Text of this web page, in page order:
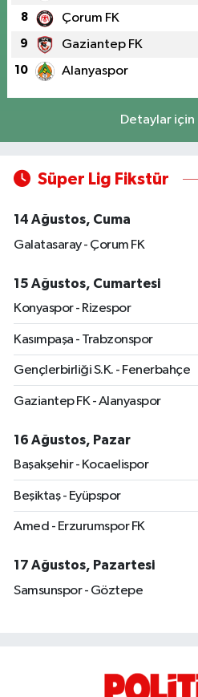
8 Çorum FK
9 Gaziantep FK
10 Alanyaspor
Detaylar için
Süper Lig Fikstür
14 Ağustos, Cuma
Galatasaray - Çorum FK
15 Ağustos, Cumartesi
Konyaspor - Rizespor
Kasımpaşa - Trabzonspor
Gençlerbirliği S.K. - Fenerbahçe
Gaziantep FK - Alanyaspor
16 Ağustos, Pazar
Başakşehir - Kocaelispor
Beşiktaş - Eyüpspor
Amed - Erzurumspor FK
17 Ağustos, Pazartesi
Samsunspor - Göztepe